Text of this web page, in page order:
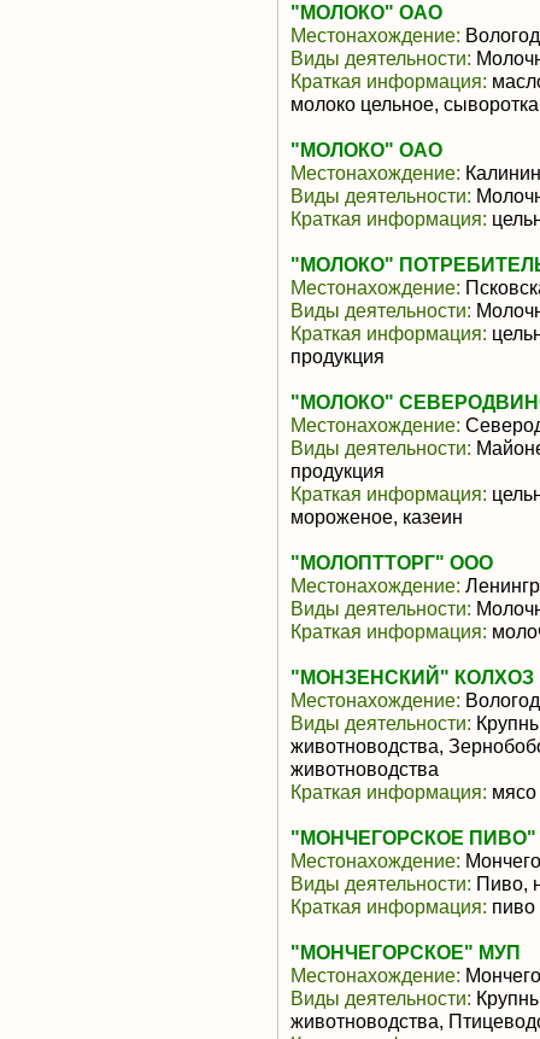
"МОЛОКО" ОАО
Местонахождение:
Виды деятельности:
Краткая информация:
молоко цельное,
"МОЛОКО" ОАО
Местонахождение:
Виды деятельности:
Краткая информация:
"МОЛОКО"
Местонахождение:
Виды деятельности:
Краткая информация:
продукция
"МОЛОКО"
Местонахождение:
Виды деятельности:
продукция
Краткая информация:
мороженое, казеин
"МОЛОПТТОРГ" ООО
Местонахождение:
Виды деятельности:
Краткая информация:
"МОНЗЕНСКИЙ" КОЛХОЗ
Местонахождение:
Виды деятельности:
животноводства,
животноводства
Краткая информация: мясо
"МОНЧЕГОРСКОЕ
Местонахождение:
Виды деятельности: Пиво,
Краткая информация: пиво
"МОНЧЕГОРСКОЕ" МУП
Местонахождение:
Виды деятельности:
животноводства,